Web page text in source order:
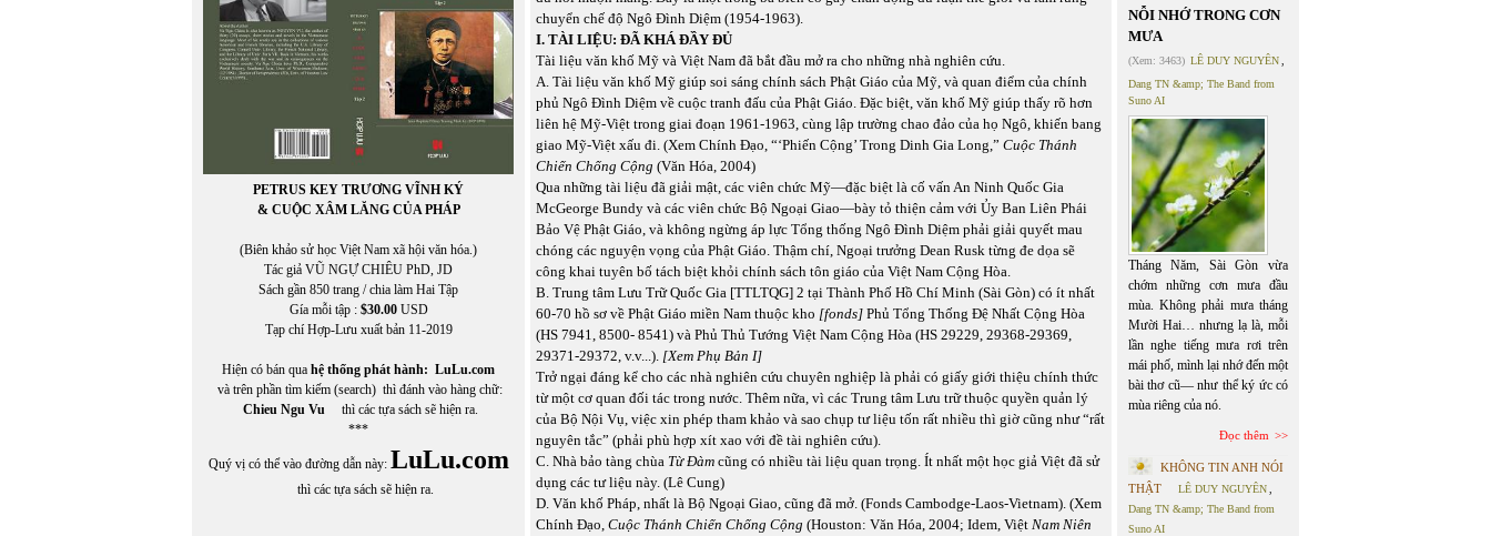
PETRUS KEY TRƯƠNG VĨNH KÝ
& CUỘC XÂM LĂNG CỦA PHÁP
(Biên khảo sử học Việt Nam xã hội văn hóa.)
Tác giả VŨ NGỰ CHIÊU PhD, JD
Sách gần 850 trang / chia làm Hai Tập
Gía mỗi tập : $30.00USD
Tạp chí Hợp-Lưu xuất bản 11-2019
Hiện có bán qua hệ thống phát hành: LuLu.com
và trên phần tìm kiếm (search) thì đánh vào hàng chữ:
Chieu Ngu Vu thì các tựa sách sẽ hiện ra.
***
Quý vị có thể vào đường dẫn này: LuLu.com
thì các tựa sách sẽ hiện ra.
chuyển chế độ Ngô Đình Diệm (1954-1963).
I. TÀI LIỆU: ĐÃ KHÁ ĐẦY ĐỦ
Tài liệu văn khố Mỹ và Việt Nam đã bắt đầu mở ra cho những nhà nghiên cứu.
A. Tài liệu văn khố Mỹ giúp soi sáng chính sách Phật Giáo của Mỹ, và quan điểm của chính
phủ Ngô Đình Diệm về cuộc tranh đấu của Phật Giáo. Đặc biệt, văn khố Mỹ giúp thấy rõ hơn
liên hệ Mỹ-Việt trong giai đoạn 1961-1963, cùng lập trường chao đảo của họ Ngô, khiến bang
giao Mỹ-Việt xấu đi. (Xem Chính Đạo, “‘Phiến Cộng’ Trong Dinh Gia Long,” Cuộc Thánh
Chiến Chống Cộng (Văn Hóa, 2004)
Qua những tài liệu đã giải mật, các viên chức Mỹ—đặc biệt là cố vấn An Ninh Quốc Gia
McGeorge Bundy và các viên chức Bộ Ngoại Giao—bày tỏ thiện cảm với Ủy Ban Liên Phái
Bảo Vệ Phật Giáo, và không ngừng áp lực Tổng thống Ngô Đình Diệm phải giải quyết mau
chóng các nguyện vọng của Phật Giáo. Thậm chí, Ngoại trưởng Dean Rusk từng đe dọa sẽ
công khai tuyên bố tách biệt khỏi chính sách tôn giáo của Việt Nam Cộng Hòa.
B. Trung tâm Lưu Trữ Quốc Gia [TTLTQG] 2 tại Thành Phố Hồ Chí Minh (Sài Gòn) có ít nhất
60-70 hồ sơ về Phật Giáo miền Nam thuộc kho [fonds] Phủ Tổng Thống Đệ Nhất Cộng Hòa
(HS 7941, 8500- 8541) và Phủ Thủ Tướng Việt Nam Cộng Hòa (HS 29229, 29368-29369,
29371-29372, v.v...). [Xem Phụ Bản I]
Trở ngại đáng kể cho các nhà nghiên cứu chuyên nghiệp là phải có giấy giới thiệu chính thức
từ một cơ quan đối tác trong nước. Thêm nữa, vì các Trung tâm Lưu trữ thuộc quyền quản lý
của Bộ Nội Vụ, việc xin phép tham khảo và sao chụp tư liệu tốn rất nhiều thì giờ cũng như “rất
nguyên tắc” (phải phù hợp xít xao với đề tài nghiên cứu).
C. Nhà bảo tàng chùa Từ Đàm cũng có nhiều tài liệu quan trọng. Ít nhất một học giả Việt đã sử
dụng các tư liệu này. (Lê Cung)
D. Văn khố Pháp, nhất là Bộ Ngoại Giao, cũng đã mở. (Fonds Cambodge-Laos-Vietnam). (Xem
Chính Đạo, Cuộc Thánh Chiến Chống Cộng (Houston: Văn Hóa, 2004; Idem, Việt Nam Niên
NỖI NHỚ TRONG CƠN
MƯA
(Xem: 3463) LÊ DUY NGUYÊN
Dang TN &amp; The Band from
Suno AI
Tháng Năm, Sài Gòn vừa
chớm những cơn mưa đầu
mùa. Không phải mưa tháng
Mười Hai… nhưng lạ là, mỗi
lần nghe tiếng mưa rơi trên
mái phố, mình lại nhớ đến một
bài thơ cũ— như thể ký ức có
mùa riêng của nó.
Đọc thêm
KHÔNG TIN ANH NÓI
THẬT
LÊ DUY NGUYÊN
Dang TN &amp; The Band from
Suno AI